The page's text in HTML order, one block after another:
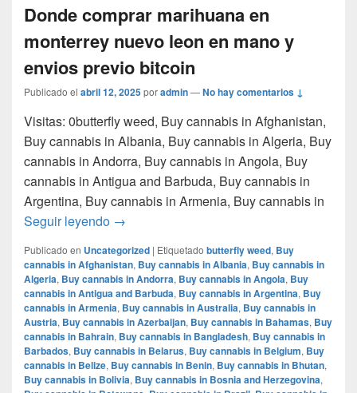
Donde comprar marihuana en
monterrey nuevo leon en mano y
envios previo bitcoin
Publicado el abril 12, 2025poradmin—No hay comentarios ↓
Visitas: 0butterfly weed, Buy cannabis in Afghanistan,
Buy cannabis in Albania, Buy cannabis in Algeria, Buy
cannabis in Andorra, Buy cannabis in Angola, Buy
cannabis in Antigua and Barbuda, Buy cannabis in
Argentina, Buy cannabis in Armenia, Buy cannabis in
Seguir leyendo Donde comprar marihuana en monterrey
→
Publicado en Uncategorized | Etiquetado butterfly weed, Buy
cannabis in Afghanistan, Buy cannabis in Albania, Buy cannabis in
Algeria, Buy cannabis in Andorra, Buy cannabis in Angola, Buy
cannabis in Antigua and Barbuda, Buy cannabis in Argentina, Buy
cannabis in Armenia, Buy cannabis in Australia, Buy cannabis in
Austria, Buy cannabis in Azerbaijan, Buy cannabis in Bahamas, Buy
cannabis in Bahrain, Buy cannabis in Bangladesh, Buy cannabis in
Barbados, Buy cannabis in Belarus, Buy cannabis in Belgium, Buy
cannabis in Belize, Buy cannabis in Benin, Buy cannabis in Bhutan,
Buy cannabis in Bolivia, Buy cannabis in Bosnia and Herzegovina,